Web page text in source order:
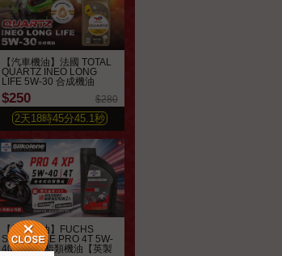
【汽車機油】法國 TOTAL
QUARTZ INEO LONG
LIFE 5W-30 合成機油
$250 $280
2天18時45分43.3秒
【機車機油】FUCHS
SILKOLENE PRO 4T 5W-
40 全合成酯類機油【英製